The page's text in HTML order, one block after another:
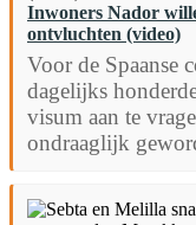
Inwoners Nador
ontvluchten (video)
Voor de Spaanse
dagelijks
visum aan te
ondraaglijk